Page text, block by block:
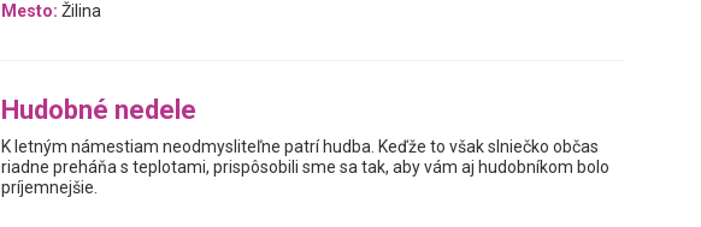
Mesto: Žilina
Hudobné nedele
K letným námestiam neodmysliteľne patrí hudba. Keďže to však slniečko občas
riadne preháňa s teplotami, prispôsobili sme sa tak, aby vám aj hudobníkom bolo
príjemnejšie.